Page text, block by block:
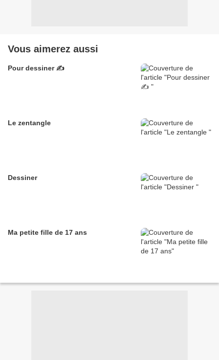
Vous aimerez aussi
Pour dessiner ✍️
Le zentangle
Dessiner
Ma petite fille de 17 ans